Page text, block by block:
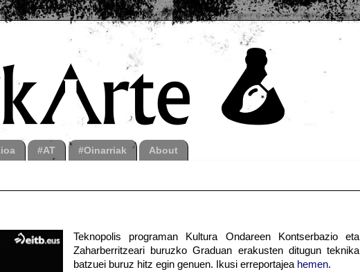
#AT #Oinarriak About
Teknopolis programan Kultura Ondareen Kontserbazio eta
Zaharberritzeari buruzko Graduan erakusten ditugun teknika
batzuei buruz hitz egin genuen. Ikusi erreportajea hemen.